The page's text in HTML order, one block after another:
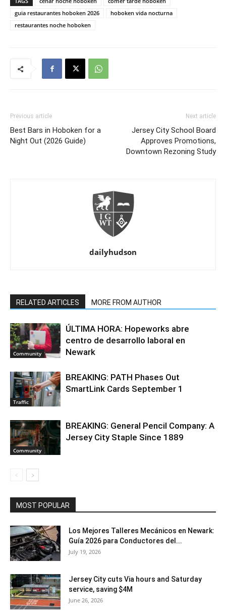
guia restaurantes hoboken 2026
hoboken vida nocturna
restaurantes noche hoboken
Previous article
Best Bars in Hoboken for a
Night Out (2026 Guide)
Next article
Jersey City School Board
Approves Promotions,
Downtown Rezoning Study
dailyhudson
RELATED ARTICLES MORE FROM AUTHOR
Community
ÚLTIMA HORA: Hopeworks abre
centro de desarrollo laboral en
Newark
Traffic
BREAKING: PATH Phases Out
SmartLink Cards September 1
Community
BREAKING: General Pencil Company: A
Jersey City Staple Since 1889
MOST POPULAR
Los Mejores Talleres Mecánicos en Newark:
Guía 2026 para Conductores del...
July 19, 2026
Jersey City cuts Via hours and Saturday
service, saving $4M
June 26, 2026